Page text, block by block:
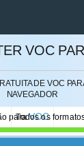
VOC
DE VOC
NAVEGADOR
paraVOC
Todos os